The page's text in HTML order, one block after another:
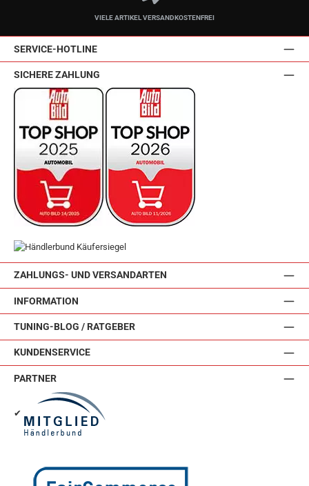
VIELE ARTIKEL VERSANDKOSTENFREI
SERVICE-HOTLINE
ZAHLUNGS- UND VERSANDARTEN
INFORMATION
TUNING-BLOG / RATGEBER
KUNDENSERVICE
SICHERE ZAHLUNG
PARTNER
✔